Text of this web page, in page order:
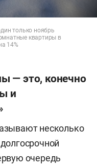
только ноябрь
квартиры в
14%
— это, конечно
и
несколько
очередь